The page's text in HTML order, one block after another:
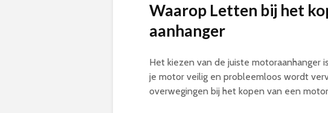
Waarop Letten bij het
aanhanger
Het kiezen van de juiste motoraanhanger
je motor veilig en probleemloos wordt
overwegingen bij het kopen van een